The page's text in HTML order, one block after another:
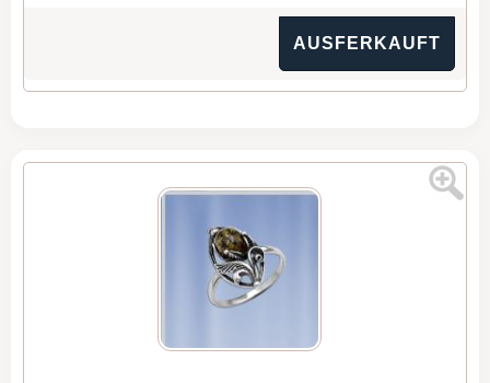
AUSFERKAUFT